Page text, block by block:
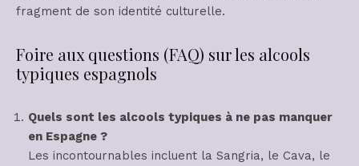
fragment de son identité culturelle.
Foire aux questions (FAQ) sur les alcools
typiques espagnols
Quels sont les alcools typiques à ne pas manquer
en Espagne ?
Les incontournables incluent la Sangria, le Cava, le